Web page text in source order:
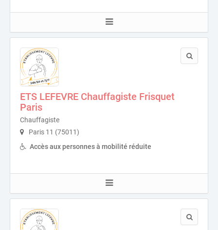
ETS LEFEVRE Chauffagiste Frisquet
Paris
Chauffagiste
Paris 11 (75011)
Accès aux personnes à mobilité réduite